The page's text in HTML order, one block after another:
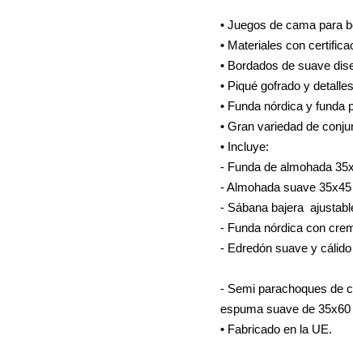
• Juegos de cama para
• Materiales con
• Bordados de suave
• Piqué gofrado y
• Funda nórdica y funda
• Gran variedad de
•
- Funda de
-
- Sábana
- Funda
- Edredón suave y
- Semi parachoques de
espuma suave de
• Fabricado en la UE.